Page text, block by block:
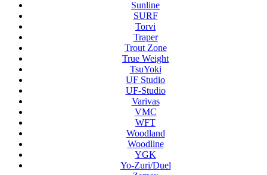
Sunline
SURF
Torvi
Traper
Trout Zone
True Weight
TsuYoki
UF Studio
UF-Studio
Varivas
VMC
WFT
Woodland
Woodline
YGK
Yo-Zuri/Duel